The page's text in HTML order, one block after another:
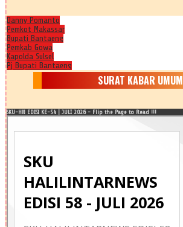
Danny Pomanto
Pemkot Makassar
Bupati Bantaeng
Pemkab Gowa
Kapolda Sulsel
Pj Bupati Bantaeng
SURAT KABAR UMUM
SKU-HN EDISI KE-54 | JULI 2026 - Flip the Page to Read !!!